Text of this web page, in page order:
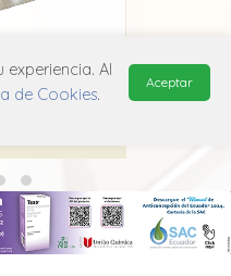
Al
de Cookies.
Aceptar